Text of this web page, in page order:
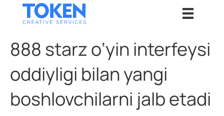
888 starz o‘yin interfeysi
oddiyligi bilan yangi
boshlovchilarni jalb etadi